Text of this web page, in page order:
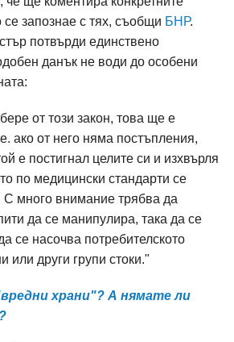
се запознае с тях, съобщи БНР.
потвърди единствено
данък не води до особени
от този закон, това ще е
ако от него няма постъпления,
е постигнал целите си и изхвърля
по медицински стандарти се
С много внимание трябва да
да се манипулира, така да се
се насочва потребителското
или други групи стоки."
храни"? А нямате ли